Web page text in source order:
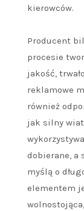
kierowców.
Producent
procesie
jakość,
reklamowe
również
jak silny
dobierane, a
myślą o
elementem